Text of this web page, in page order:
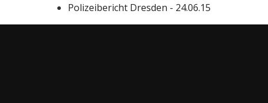
Polizeibericht Dresden - 24.06.15